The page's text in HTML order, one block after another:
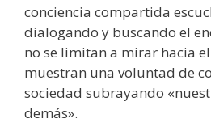
conciencia compartida
dialogando y buscando el
no se limitan a mirar hacia
muestran una voluntad de
sociedad subrayando
demás».